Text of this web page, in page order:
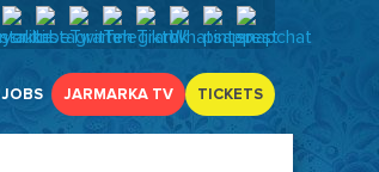
JOBS JARMARKA TV TICKETS